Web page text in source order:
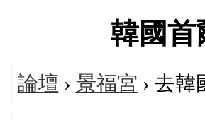
韓國首
論壇 › 景福宮 › 去